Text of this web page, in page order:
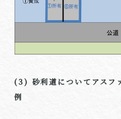
(3) 砂利道についてアスフ
例